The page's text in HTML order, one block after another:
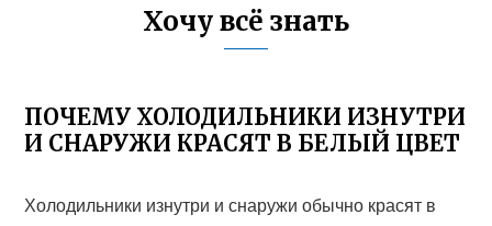
Хочу всё знать
ПОЧЕМУ ХОЛОДИЛЬНИКИ ИЗНУТРИ
И СНАРУЖИ КРАСЯТ В БЕЛЫЙ ЦВЕТ
Холодильники изнутри и снаружи обычно красят в